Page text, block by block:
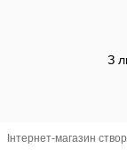
З
Інтернет-магазин